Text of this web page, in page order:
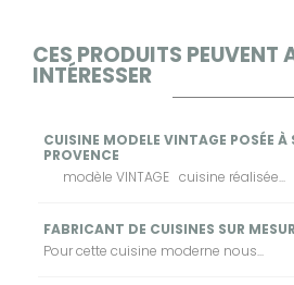
CES PRODUITS PEUVENT
INTÉRESSER
CUISINE MODELE VINTAGE POSÉE À
PROVENCE
modèle VINTAGE cuisine réalisée...
FABRICANT DE CUISINES SUR
Pour cette cuisine moderne nous...